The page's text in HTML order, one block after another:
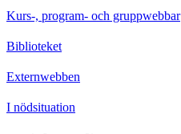
Kurs-, program- och gruppwebbar
Biblioteket
Externwebben
I nödsituation